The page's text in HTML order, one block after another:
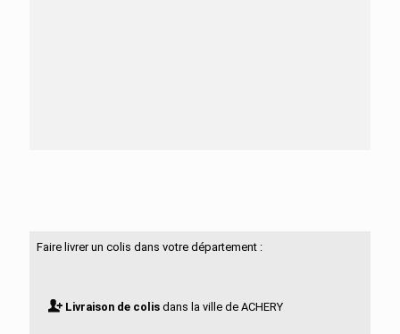
Faire livrer un colis dans votre département :
Livraison de colisdans la ville de ACHERY